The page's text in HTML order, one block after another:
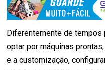
Diferentemente de tempos
optar por máquinas
e a customização,